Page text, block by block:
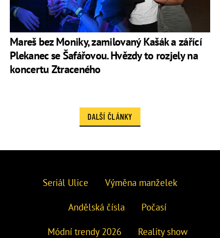
Mareš bez Moniky, zamilovaný Kašák a zářící
Plekanec se Šafářovou. Hvězdy to rozjely na
koncertu Ztraceného
DALŠÍ ČLÁNKY
Seriál Ulice Výměna manželek
Andělská čísla Počasí
Módní trendy 2026 Reality show